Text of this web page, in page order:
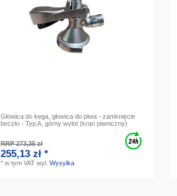
Głowica do kega, głowica do piwa - zamknięcie
beczki - Typ A, górny wylot (kran piwniczny)
RRP 273,35 zł
255,13 zł *
*w tym VAT wyl.Wysylka